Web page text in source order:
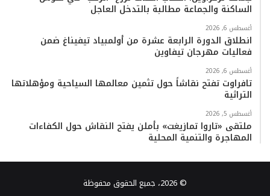
الساكنة والجماعة مطالبة بالتدخل العاجل
أغسطس 6, 2026
انطلاق الدورة الرابعة عشرة من أولمبياد تيفيناغ ضمن
فعاليات مهرجان تيفاوين
أغسطس 6, 2026
تافراوت تفتح نقاشاً حول تثمين معالمها السياحية ومؤهلاتها
التراثية
أغسطس 5, 2026
ملتقى «تاروا تمازيغت» بأملن يفتح النقاش حول الكفاءات
المهاجرة والتنمية المحلية
© 2026، جميع الحقوق محفوظة